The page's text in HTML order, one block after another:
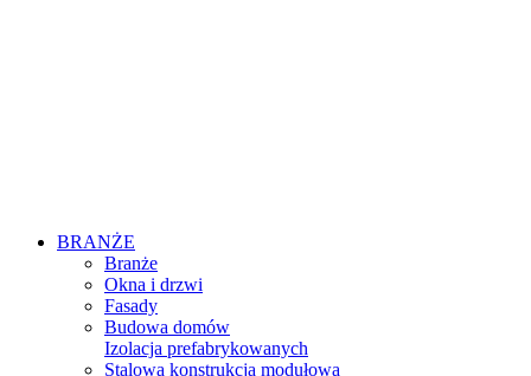
BRANŻE
Branże
Okna i drzwi
Fasady
Budowa domów
Izolacja prefabrykowanych
Stalowa konstrukcja modułowa